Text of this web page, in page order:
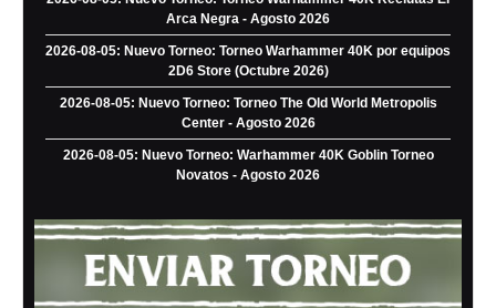
Arca Negra - Agosto 2026
2026-08-05: Nuevo Torneo: Torneo Warhammer 40K por equipos
2D6 Store (Octubre 2026)
2026-08-05: Nuevo Torneo: Torneo The Old World Metropolis
Center - Agosto 2026
2026-08-05: Nuevo Torneo: Warhammer 40K Goblin Torneo
Novatos - Agosto 2026